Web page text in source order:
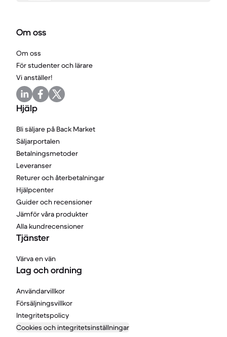
Om oss
Om oss
För studenter och lärare
Vi anställer!
Hjälp
Bli säljare på Back Market
Säljarportalen
Betalningsmetoder
Leveranser
Returer och återbetalningar
Hjälpcenter
Guider och recensioner
Jämför våra produkter
Alla kundrecensioner
Tjänster
Värva en vän
Lag och ordning
Användarvillkor
Försäljningsvillkor
Integritetspolicy
Cookies och integritetsinställningar